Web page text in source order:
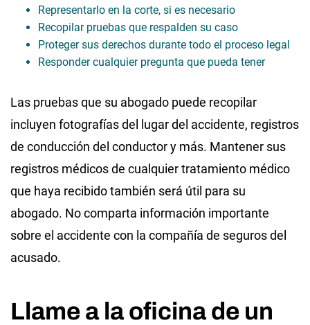
Representarlo en la corte, si es necesario
Recopilar pruebas que respalden su caso
Proteger sus derechos durante todo el proceso legal
Responder cualquier pregunta que pueda tener
Las pruebas que su abogado puede recopilar
incluyen fotografías del lugar del accidente, registros
de conducción del conductor y más. Mantener sus
registros médicos de cualquier tratamiento médico
que haya recibido también será útil para su
abogado. No comparta información importante
sobre el accidente con la compañía de seguros del
acusado.
Llame a la oficina de un